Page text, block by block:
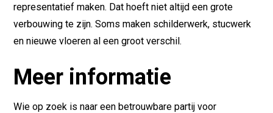
representatief maken. Dat hoeft niet altijd een grote
verbouwing te zijn. Soms maken schilderwerk, stucwerk
en nieuwe vloeren al een groot verschil.
Meer informatie
Wie op zoek is naar een betrouwbare partij voor